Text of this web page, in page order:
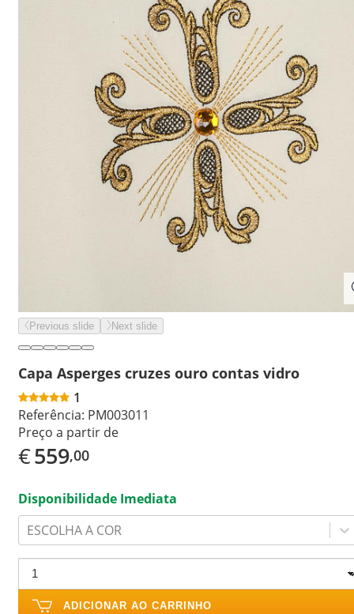
Previous slide Next slide
Capa Asperges cruzes ouro contas vidro
1
Referência: PM003011
Preço a partir de
€559,00
Disponibilidade Imediata
ESCOLHA A COR
ADICIONAR AO CARRINHO